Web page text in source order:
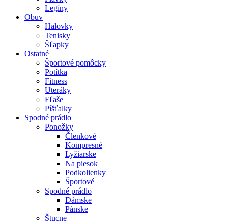
Legíny
Obuv
Halovky
Tenisky
Šľapky
Ostatné
Športové pomôcky
Potítka
Fitness
Uteráky
Fľaše
Píšťalky
Spodné prádlo
Ponožky
Členkové
Kompresné
Lyžiarske
Na piesok
Podkolienky
Športové
Spodné prádlo
Dámske
Pánske
Štucne